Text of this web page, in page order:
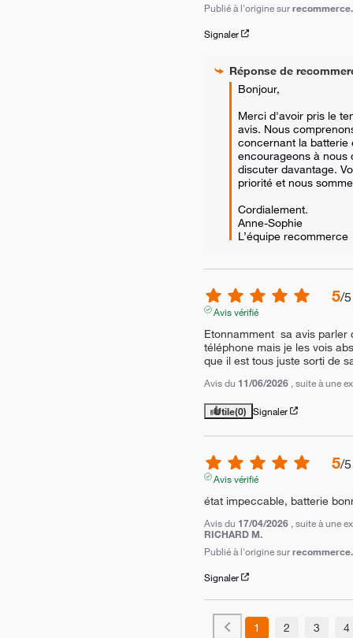
Publié à l'origine sur
Signaler
Réponse de
Bonjour,
Merci d'avoir pris le
avis. Nous
concernant la batterie
encourageons à nous
discuter davantage.
priorité et nous
Cordialement.
Anne-Sophie
L’équipe recommerce
5/5
Avis vérifié
Etonnamment  sa avis
téléphone mais je les vois
que il est tous juste sorti de
Avis du 11/06/2026 , suite à une
Utile(0) Signaler
5/5
Avis vérifié
état impeccable, batterie
Avis du 17/04/2026 , suite à une
RICHARD M.
Publié à l'origine sur
Signaler
1 2 3 4